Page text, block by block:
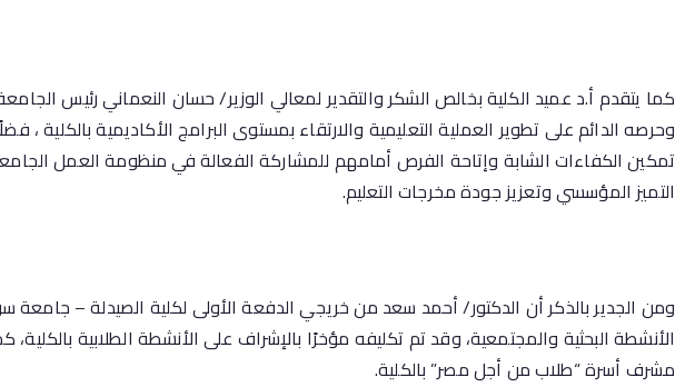
كما يتقدم أ.د عميد الكلية بخالص الشكر والتقدير لمعالي الوزير/ حسان النعماني رئيس
وحرصه الدائم على تطوير العملية التعليمية والارتقاء بمستوى البرامج الأكاديمية بالكلية ،
تمكين الكفاءات الشابة وإتاحة الفرص أمامهم للمشاركة الفعالة في منظومة العمل
التميز المؤسسي وتعزيز جودة مخرجات التعليم.
ومن الجدير بالذكر أن الدكتور/ أحمد سعد من خريجي الدفعة الأولى لكلية الصيدلة – جامعة
الأنشطة البحثية والمجتمعية، وقد تم تكليفه مؤخرًا بالإشراف على الأنشطة الطلابية
مشرف أسرة “طلاب من أجل مصر” بالكلية.